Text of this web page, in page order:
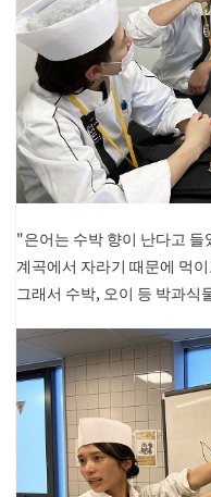
"은어는 수박 향이 난다고
계곡에서 자라기 때문에 먹
그래서 수박, 오이 등 박과식